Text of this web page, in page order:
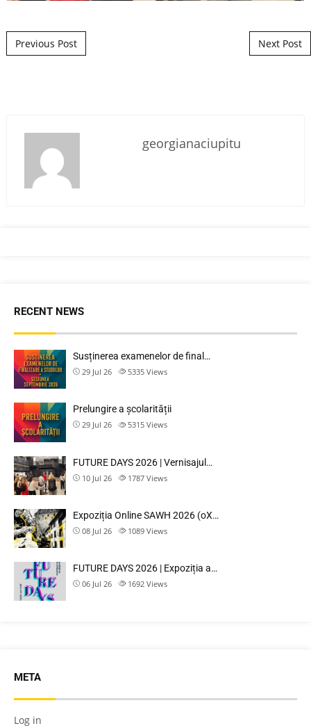
Post navigation
Previous Post Next Post
georgianaciupitu
RECENT NEWS
Susținerea examenelor de final…
29 Jul 26 5335 Views
Prelungire a școlarității
29 Jul 26 5315 Views
FUTURE DAYS 2026 | Vernisajul…
10 Jul 26 1787 Views
Expoziția Online SAWH 2026 (oX…
08 Jul 26 1089 Views
FUTURE DAYS 2026 | Expoziția a…
06 Jul 26 1692 Views
META
Log in